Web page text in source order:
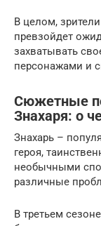
В целом,
превзойдет
захватывать
персонажами и
Сюжетные
Знахаря: о
Знахарь –
героя,
необычными
различные
В третьем